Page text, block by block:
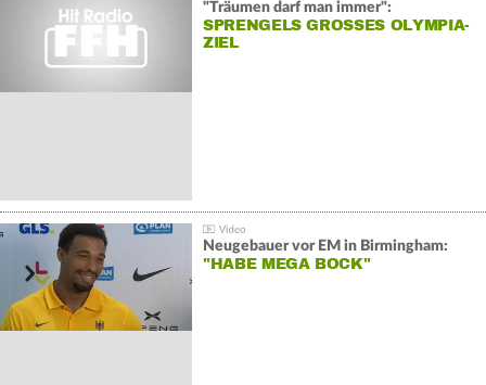
"Träumen darf man immer":
SPRENGELS GROSSES OLYMPIA-Z
IEL
Neugebauer vor EM in Birmingham:
"HABE MEGA BOCK"